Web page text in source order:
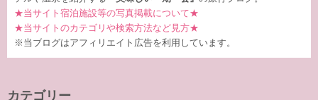
★当サイト宿泊施設等の写真掲載について★
★当サイトのカテゴリや検索方法など見方★
※当ブログはアフィリエイト広告を利用しています。
カテゴリー